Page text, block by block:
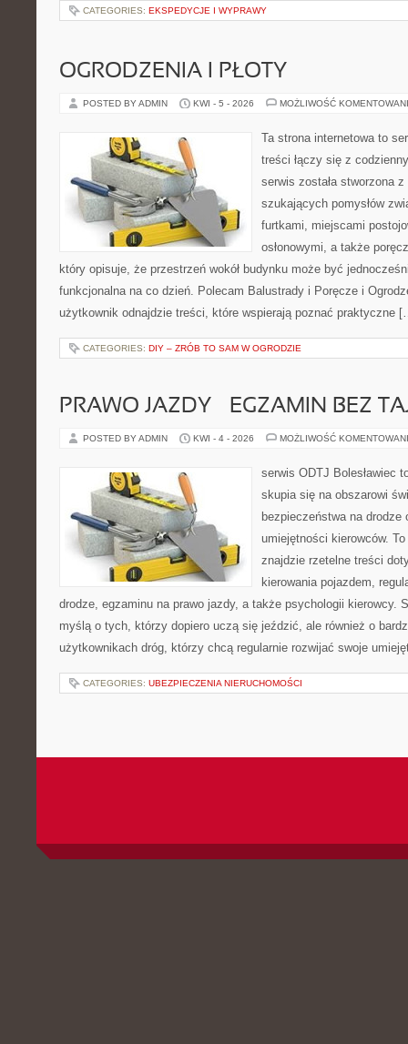
CATEGORIES: EKSPEDYCJE I WYPRAWY
OGRODZENIA I PŁOTY
POSTED BY ADMIN KWI - 5 - 2026 MOŻLIWOŚĆ
Ta strona internetowa to
treści łączy się z
serwis została stworzona
szukających pomysłów
furtkami, miejscami
osłonowymi, a także
który opisuje, że przestrzeń wokół budynku może być
funkcjonalna na co dzień. Polecam Balustrady i Poręcze i
użytkownik odnajdzie treści, które wspierają poznać praktyczne
CATEGORIES: DIY – ZRÓB TO SAM W OGRODZIE
PRAWO JAZDY – EGZAMIN BEZ
POSTED BY ADMIN KWI - 4 - 2026 MOŻLIWOŚĆ
serwis ODTJ Bolesławiec
skupia się na obszarowi
bezpieczeństwa na drodze
umiejętności kierowców.
znajdzie rzetelne treści
kierowania pojazdem,
drodze, egzaminu na prawo jazdy, a także psychologii kierowcy.
myślą o tych, którzy dopiero uczą się jeździć, ale również o
użytkownikach dróg, którzy chcą regularnie rozwijać swoje
CATEGORIES: UBEZPIECZENIA NIERUCHOMOŚCI